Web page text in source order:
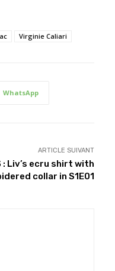
Virginie Caliari
WhatsApp
ARTICLE SUIVANT
: Liv’s ecru shirt with
collar in S1E01